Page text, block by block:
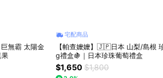
無霸 太陽金
果
宅配商品
【帕查嬤嬤】🇯🇵日本 山梨/島根
g禮盒🍇｜日本珍珠葡萄禮盒
$1,650 $1,800